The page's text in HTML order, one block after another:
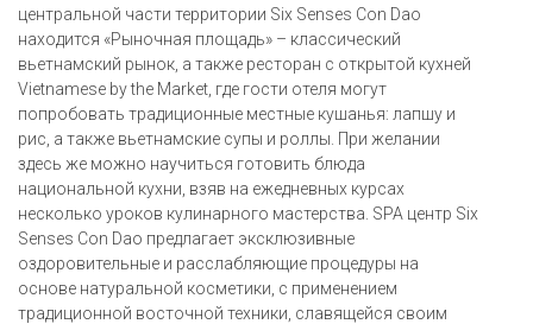
центральной части территории Six Senses Con Dao
находится «Рыночная площадь» – классический
вьетнамский рынок, а также ресторан с открытой кухней
Vietnamese by the Market, где гости отеля могут
попробовать традиционные местные кушанья: лапшу и
рис, а также вьетнамские супы и роллы. При желании
здесь же можно научиться готовить блюда
национальной кухни, взяв на ежедневных курсах
несколько уроков кулинарного мастерства. SPA центр Six
Senses Con Dao предлагает эксклюзивные
оздоровительные и расслабляющие процедуры на
основе натуральной косметики, с применением
традиционной восточной техники, славящейся своим